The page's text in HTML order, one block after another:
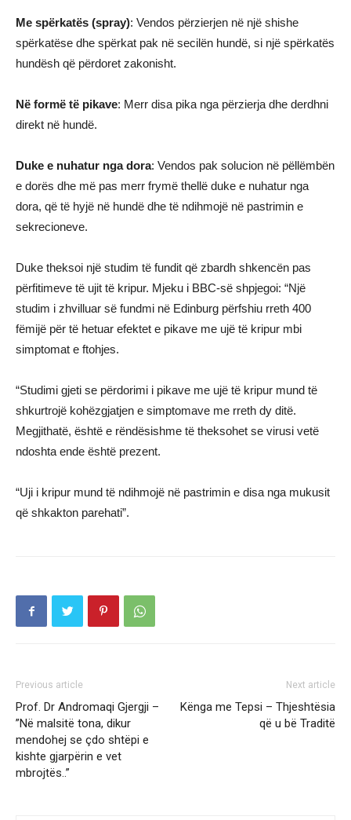
Me spërkatës (spray): Vendos përzierjen në një shishe
spërkatëse dhe spërkat pak në secilën hundë, si një spërkatës
hundësh që përdoret zakonisht.
Në formë të pikave: Merr disa pika nga përzierja dhe derdhni
direkt në hundë.
Duke e nuhatur nga dora: Vendos pak solucion në pëllëmbën
e dorës dhe më pas merr frymë thellë duke e nuhatur nga
dora, që të hyjë në hundë dhe të ndihmojë në pastrimin e
sekrecioneve.
Duke theksoi një studim të fundit që zbardh shkencën pas
përfitimeve të ujit të kripur. Mjeku i BBC-së shpjegoi: “Një
studim i zhvilluar së fundmi në Edinburg përfshiu rreth 400
fëmijë për të hetuar efektet e pikave me ujë të kripur mbi
simptomat e ftohjes.
“Studimi gjeti se përdorimi i pikave me ujë të kripur mund të
shkurtrojë kohëzgjatjen e simptomave me rreth dy ditë.
Megjithatë, është e rëndësishme të theksohet se virusi vetë
ndoshta ende është prezent.
“Uji i kripur mund të ndihmojë në pastrimin e disa nga mukusit
që shkakton parehati”.
Previous article
Prof. Dr Andromaqi Gjergji –
”Në malsitë tona, dikur
mendohej se çdo shtëpi e
kishte gjarpërin e vet
mbrojtës..”
Next article
Kënga me Tepsi – Thjeshtësia
që u bë Traditë